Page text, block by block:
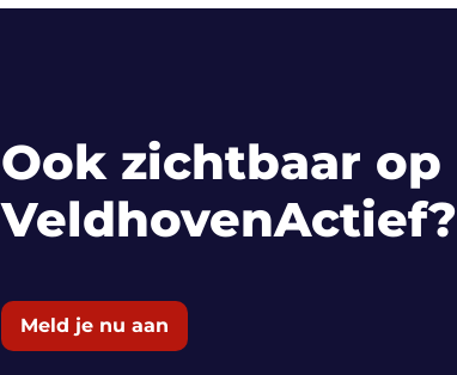
Ook zichtbaar op
VeldhovenActief?
Meld je nu aan